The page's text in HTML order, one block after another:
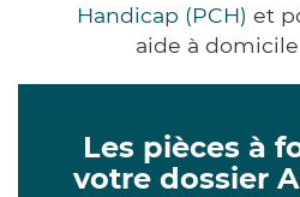
Handicap (PCH) et
aide à
Les pièces à
votre dossier